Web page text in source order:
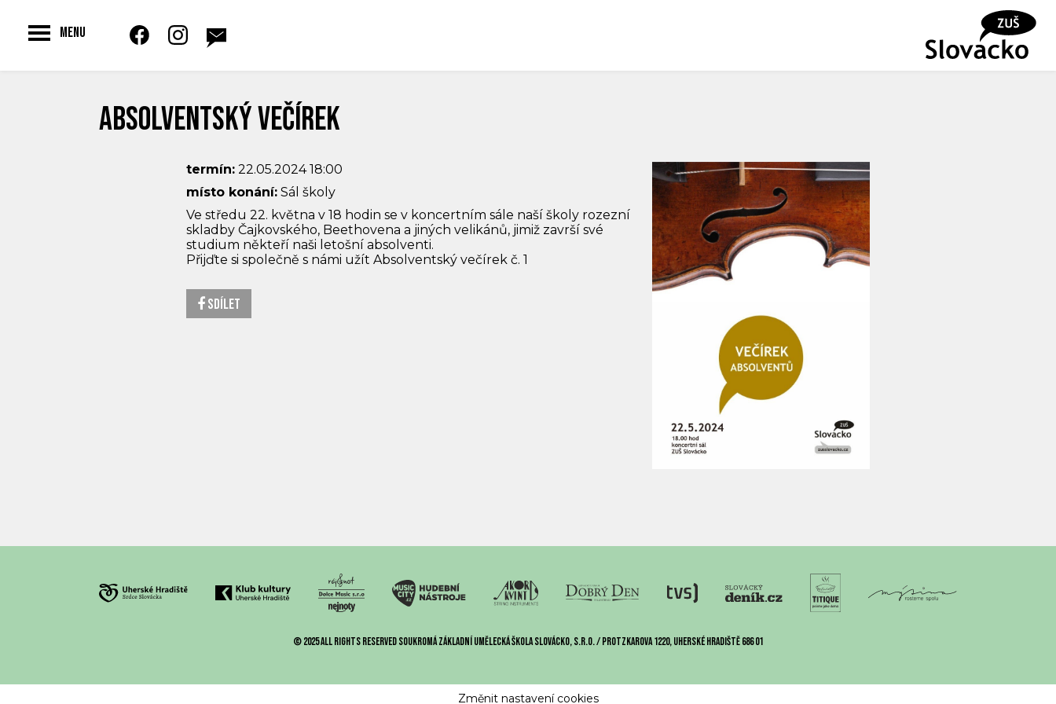
Toggle
MENU
Absolventský večírek
termín: 22.05.2024 18:00
místo konání: Sál školy
Ve středu 22. května v 18 hodin se v koncertním sále naší školy rozezní
skladby Čajkovského, Beethovena a jiných velikánů, jimiž završí své
studium někteří naši letošní absolventi.
Přijďte si společně s námi užít Absolventský večírek č. 1
Sdílet
© 2025 All rights reserved Soukromá základní umělecká škola Slovácko, s.r.o. / Protzkarova 1220, Uherské Hradiště 686 01
Změnit nastavení cookies